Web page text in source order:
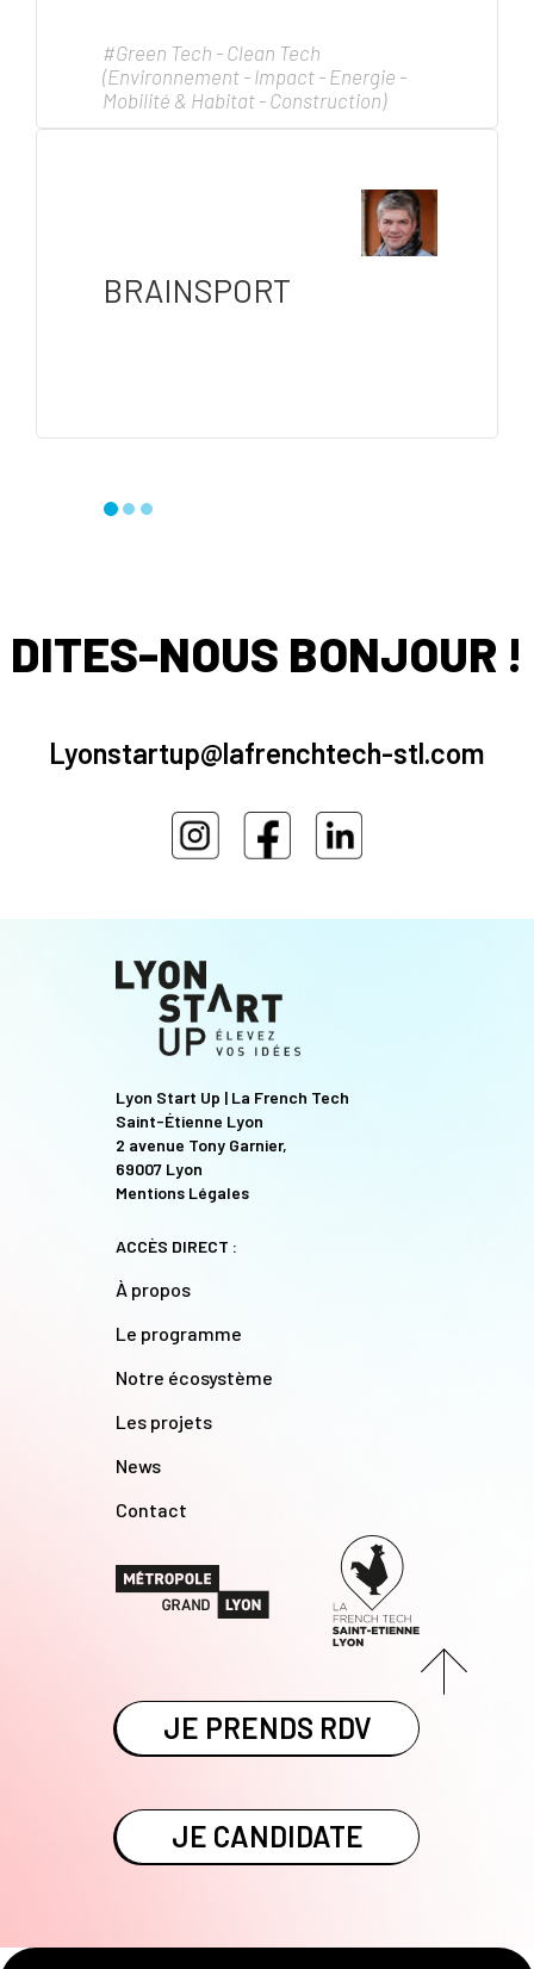
#Green Tech - Clean Tech
(Environnement - Impact - Energie -
Mobilité & Habitat - Construction)
BRAINSPORT
DITES-NOUS BONJOUR !
Lyonstartup@lafrenchtech-stl.com
Lyon Start Up | La French Tech
Saint-Étienne Lyon
2 avenue Tony Garnier,
69007 Lyon
Mentions Légales
ACCÈS DIRECT :
À propos
Le programme
Notre écosystème
Les projets
News
Contact
JE PRENDS RDV
JE CANDIDATE